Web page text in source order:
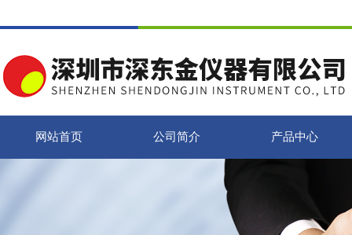
网站首页 公司简介 产品中心